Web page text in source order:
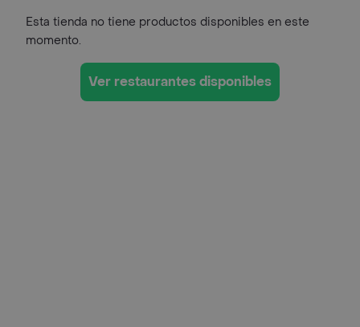
Esta tienda no tiene productos disponibles en este
momento.
Ver restaurantes disponibles